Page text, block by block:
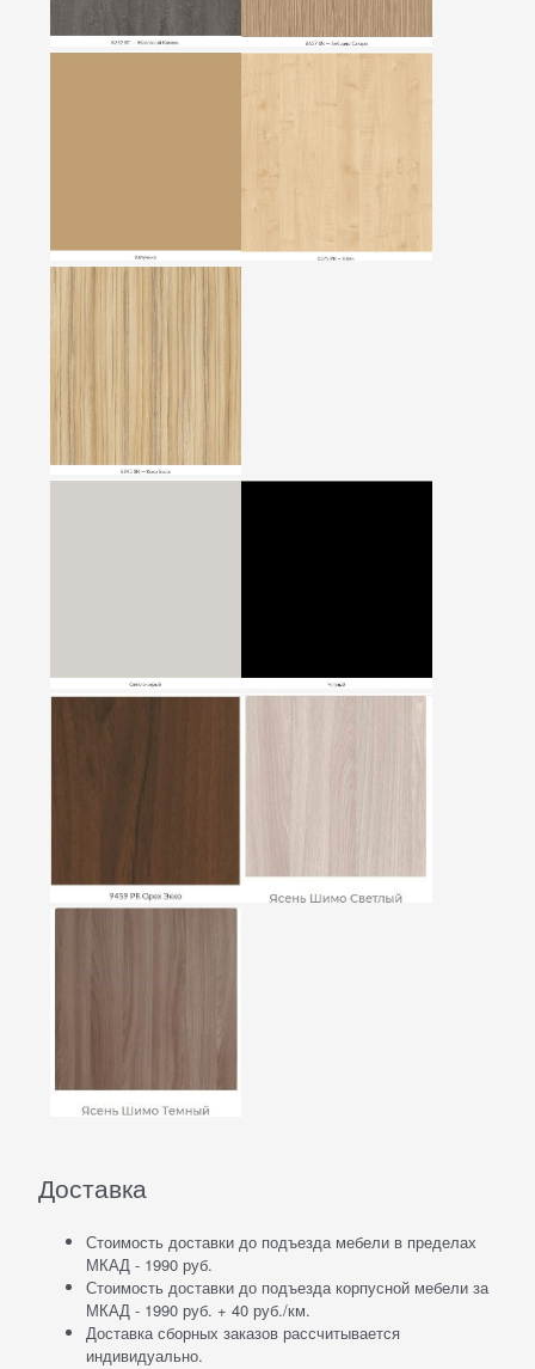
Доставка
Стоимость доставки до подъезда мебели в пределах
МКАД - 1990 руб.
Стоимость доставки до подъезда корпусной мебели за
МКАД - 1990 руб. + 40 руб./км.
Доставка сборных заказов рассчитывается
индивидуально.